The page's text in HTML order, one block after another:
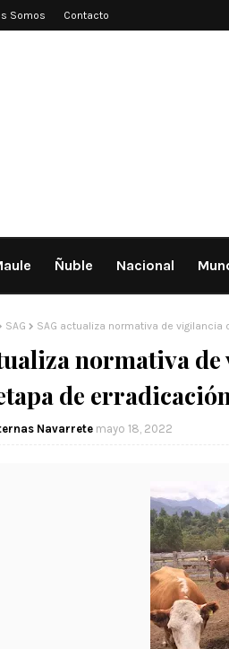
Somos Contacto
Ñuble Nacional
SAG SAG actualiza normativa de
normativa
de
Navarrete mayo 18, 2022